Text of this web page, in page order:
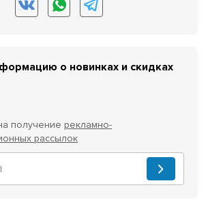
о новинках и скидках
получение рекламно-
рассылок